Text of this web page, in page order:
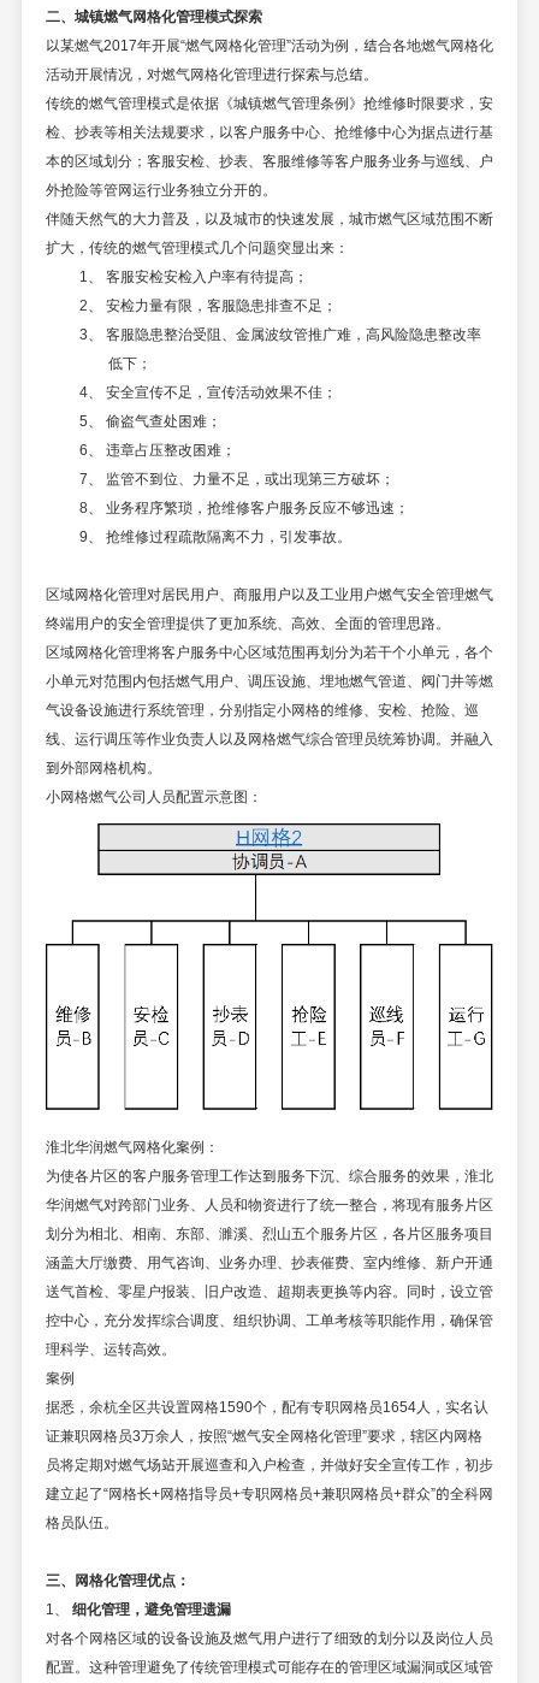
二、城镇燃气网格化管理模式探索
以某燃气2017年开展“燃气网格化管理”活动为例，结合各地燃气网格化
活动开展情况，对燃气网格化管理进行探索与总结。
传统的燃气管理模式是依据《城镇燃气管理条例》抢维修时限要求，安
检、抄表等相关法规要求，以客户服务中心、抢维修中心为据点进行基
本的区域划分；客服安检、抄表、客服维修等客户服务业务与巡线、户
外抢险等管网运行业务独立分开的。
伴随天然气的大力普及，以及城市的快速发展，城市燃气区域范围不断
扩大，传统的燃气管理模式几个问题突显出来：
1、 客服安检安检入户率有待提高；
2、 安检力量有限，客服隐患排查不足；
3、 客服隐患整治受阻、金属波纹管推广难，高风险隐患整改率
低下；
4、 安全宣传不足，宣传活动效果不佳；
5、 偷盗气查处困难；
6、 违章占压整改困难；
7、 监管不到位、力量不足，或出现第三方破坏；
8、 业务程序繁琐，抢维修客户服务反应不够迅速；
9、 抢维修过程疏散隔离不力，引发事故。
区域网格化管理对居民用户、商服用户以及工业用户燃气安全管理燃气
终端用户的安全管理提供了更加系统、高效、全面的管理思路。
区域网格化管理将客户服务中心区域范围再划分为若干个小单元，各个
小单元对范围内包括燃气用户、调压设施、埋地燃气管道、阀门井等燃
气设备设施进行系统管理，分别指定小网格的维修、安检、抢险、巡
线、运行调压等作业负责人以及网格燃气综合管理员统筹协调。并融入
到外部网格机构。
小网格燃气公司人员配置示意图：
淮北华润燃气网格化案例：
为使各片区的客户服务管理工作达到服务下沉、综合服务的效果，淮北
华润燃气对跨部门业务、人员和物资进行了统一整合，将现有服务片区
划分为相北、相南、东部、濉溪、烈山五个服务片区，各片区服务项目
涵盖大厅缴费、用气咨询、业务办理、抄表催费、室内维修、新户开通
送气首检、零星户报装、旧户改造、超期表更换等内容。同时，设立管
控中心，充分发挥综合调度、组织协调、工单考核等职能作用，确保管
理科学、运转高效。
案例
据悉，余杭全区共设置网格1590个，配有专职网格员1654人，实名认
证兼职网格员3万余人，按照“燃气安全网格化管理”要求，辖区内网格
员将定期对燃气场站开展巡查和入户检查，并做好安全宣传工作，初步
建立起了“网格长+网格指导员+专职网格员+兼职网格员+群众”的全科网
格员队伍。
三、网格化管理优点：
1、 细化管理，避免管理遗漏
对各个网格区域的设备设施及燃气用户进行了细致的划分以及岗位人员
配置。这种管理避免了传统管理模式可能存在的管理区域漏洞或区域管